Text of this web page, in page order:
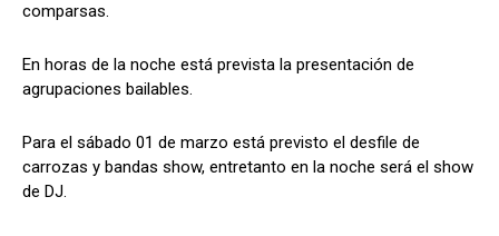
comparsas.
En horas de la noche está prevista la presentación de
agrupaciones bailables.
Para el sábado 01 de marzo está previsto el desfile de
carrozas y bandas show, entretanto en la noche será el show
de DJ.